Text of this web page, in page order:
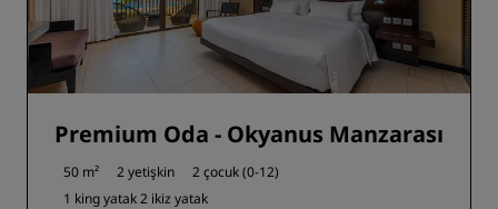
Premium Oda - Okyanus Manzarası
50 m² 2 yetişkin
2 çocuk (0-12)
1 king yatak2 ikiz yatak